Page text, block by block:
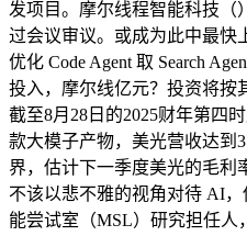
发项目。摩尔线程智能科技（
过会议审议。或成为此中最快
优化 Code Agent 取 Search
投入，摩尔线亿元？投资将按
截至8月28日的2025财年第四
款大模子产物，美光营收达到
界，估计下一季度美光的毛利
不该以悲不雅的视角对待 AI
能尝试室（MSL）研究担任人